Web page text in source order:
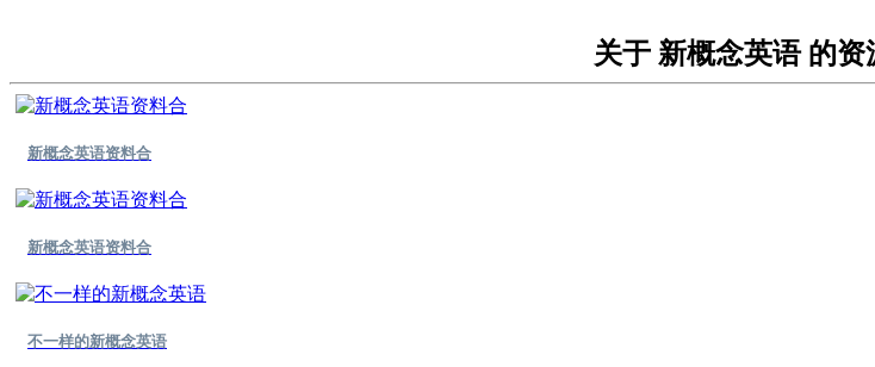
关于 新概念英语 的
新概念英语资料合
新概念英语资料合
不一样的新概念英语